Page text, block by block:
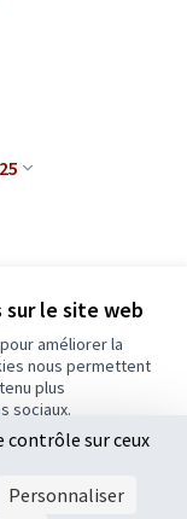
le site web
améliorer la
nous permettent
plus
sociaux.
25
Licence
(Lien
contrôle sur ceux
Personnaliser